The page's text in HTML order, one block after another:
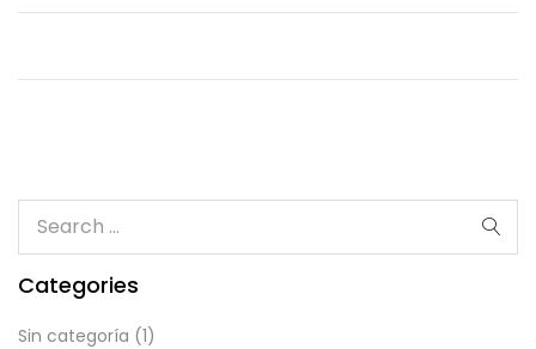
Categories
Sin categoría (1)